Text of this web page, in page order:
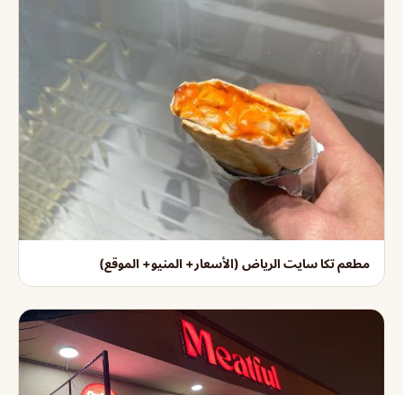
مطعم تكا سايت الرياض (الأسعار+ المنيو+ الموقع)